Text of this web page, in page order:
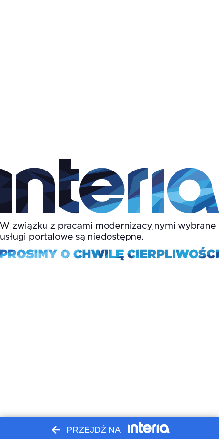
PRZEJDŹ NA